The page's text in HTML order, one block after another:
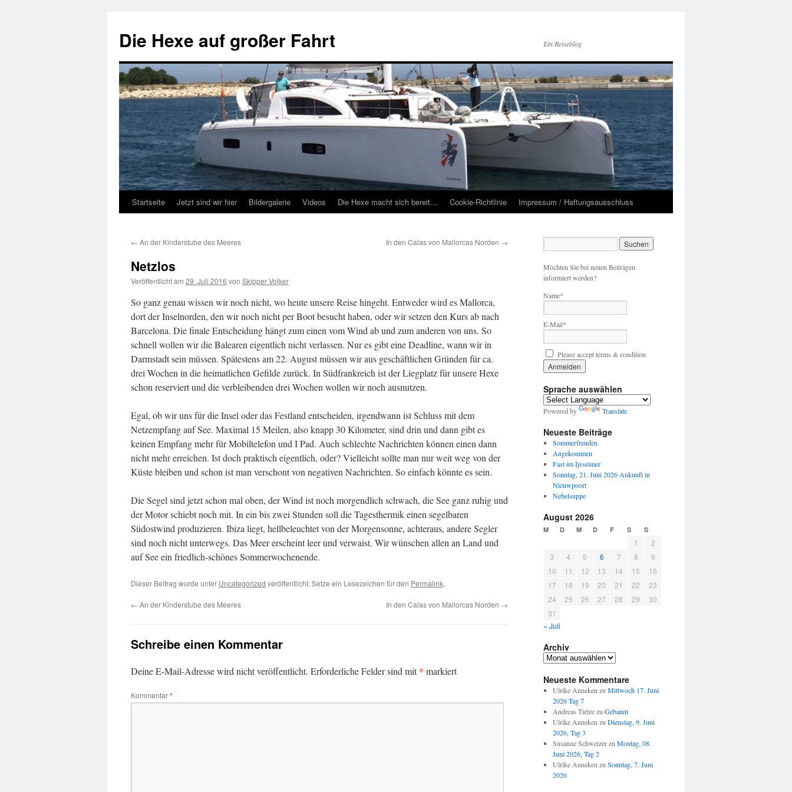
springen
Die Hexe auf großer Fahrt Ein Reiseblog
Startseite Jetzt sind wir hier Bildergalerie Videos Die Hexe macht sich bereit… Cookie-Richtlinie Impressum / Haftungsausschluss
← An der Kinderstube des Meeres In den Calas von Mallorcas Norden →
Netzlos
Veröffentlicht am 29. Juli 2016 von Skipper Volker
So ganz genau wissen wir noch nicht, wo heute unsere Reise hingeht. Entweder wird es Mallorca,
dort der Inselnorden, den wir noch nicht per Boot besucht haben, oder wir setzen den Kurs ab nach
Barcelona. Die finale Entscheidung hängt zum einen vom Wind ab und zum anderen von uns. So
schnell wollen wir die Balearen eigentlich nicht verlassen. Nur es gibt eine Deadline, wann wir in
Darmstadt sein müssen. Spätestens am 22. August müssen wir aus geschäftlichen Gründen für ca.
drei Wochen in die heimatlichen Gefilde zurück. In Südfrankreich ist der Liegplatz für unsere Hexe
schon reserviert und die verbleibenden drei Wochen wollen wir noch ausnutzen.
Egal, ob wir uns für die Insel oder das Festland entscheiden, irgendwann ist Schluss mit dem
Netzempfang auf See. Maximal 15 Meilen, also knapp 30 Kilometer, sind drin und dann gibt es
keinen Empfang mehr für Mobiltelefon und I Pad. Auch schlechte Nachrichten können einen dann
nicht mehr erreichen. Ist doch praktisch eigentlich, oder? Vielleicht sollte man nur weit weg von der
Küste bleiben und schon ist man verschont von negativen Nachrichten. So einfach könnte es sein.
Die Segel sind jetzt schon mal oben, der Wind ist noch morgendlich schwach, die See ganz ruhig und
der Motor schiebt noch mit. In ein bis zwei Stunden soll die Tagesthermik einen segelbaren
Südostwind produzieren. Ibiza liegt, hellbeleuchtet von der Morgensonne, achteraus, andere Segler
sind noch nicht unterwegs. Das Meer erscheint leer und verwaist. Wir wünschen allen an Land und
auf See ein friedlich-schönes Sommerwochenende.
Dieser Beitrag wurde unter Uncategorized veröffentlicht. Setze ein Lesezeichen für den Permalink.
← An der Kinderstube des Meeres In den Calas von Mallorcas Norden →
Schreibe einen Kommentar
Deine E-Mail-Adresse wird nicht veröffentlicht. Erforderliche Felder sind mit* markiert
Kommentar*
Möchten Sie bei neuen Beiträgen
informiert werden?
Name*
E-Mail*
Please accept terms & condition
Sprache auswählen
Powered by Translate
Neueste Beiträge
Sommerfreuden
Angekommen
Fast im Ijsselmer
Sonntag, 21. Juni 2026 Ankunft in
Nieuwpoort
Nebelsuppe
August 2026
M D M D F S S
1
2
3
4 5 6 7 8
9
10
11 12 13 14 15
16
17
18 19 20 21 22
23
24
25 26 27 28 29
30
31
« Juli
Archiv
Archiv
Neueste Kommentare
Ulrike AnnekenzuMittwoch 17. Juni
2026 Tag 7
Andreas TietzezuGebannt
Ulrike AnnekenzuDienstag, 9. Juni
2026, Tag 3
Susanne SchweizerzuMontag, 08.
Juni 2026, Tag 2
Ulrike AnnekenzuSonntag, 7. Juni
2026